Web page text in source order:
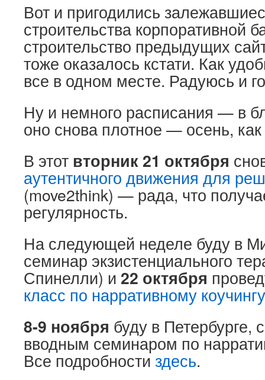
Вот и пригодились
строительства корпоративной
строительство предыдущих
тоже оказалось кстати. Как
все в одном месте. Радуюсь и
Ну и немного расписания — в
оно снова плотное — осень,
В этот вторник 21 октября
аутентичного движения для
(move2think) — рада, что
регулярность.
На следующей неделе буду в
семинар экзистенциального
Спинелли) и 22 октября
класс по нарративному коучингу
8-9 ноября буду в Петербурге,
вводным семинаром по
Все подробностиздесь.